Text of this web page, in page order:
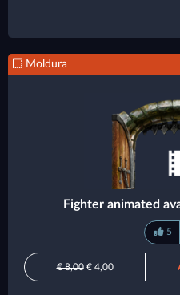
Moldura
Fighter animated
5
€ 8,00€ 4,00